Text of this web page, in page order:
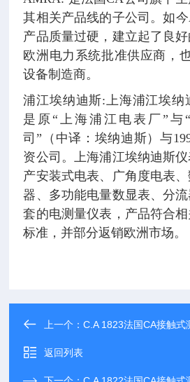
其相关产品线的子公司。如
产品质量过硬，建立起了良
欧洲电力系统批准供应商，
设备制造商。
浦江埃纳迪斯:上海浦江埃纳
是原“上海浦江电表厂”与
司”（中译：埃纳迪斯）与
资公司。上海浦江埃纳迪斯
产安装式电表、广角度电表
器、多功能电量数显表、分
套的电测量仪表，产品符合
标准，并部分返销欧洲市场。
上一个：C.A 1823法国CA接触式
返回列表